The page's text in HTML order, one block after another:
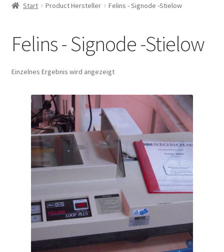
Mein Konto
Start Product Hersteller Felins - Signode -Stielow
Felins - Signode -Stielow
Einzelnes Ergebnis wird angezeigt